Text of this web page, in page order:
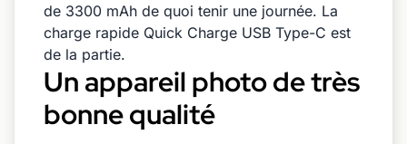
de 3300 mAh de quoi tenir une journée. La
charge rapide Quick Charge USB Type-C est
de la partie.
Un appareil photo de très
bonne qualité